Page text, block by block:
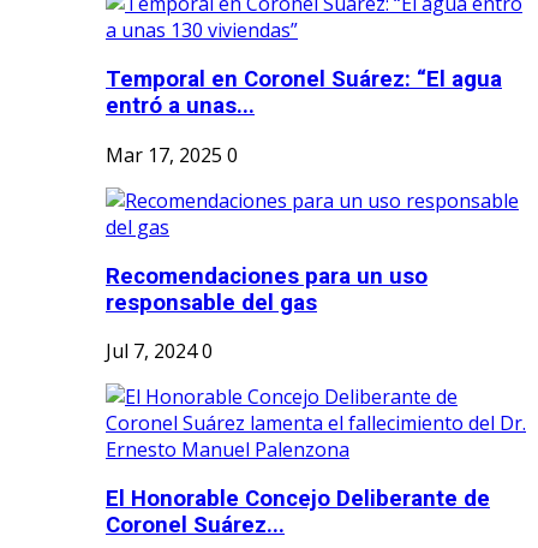
Temporal en Coronel Suárez: “El agua
entró a unas...
Mar 17, 2025 0
Recomendaciones para un uso
responsable del gas
Jul 7, 20240
El Honorable Concejo Deliberante de
Coronel Suárez...